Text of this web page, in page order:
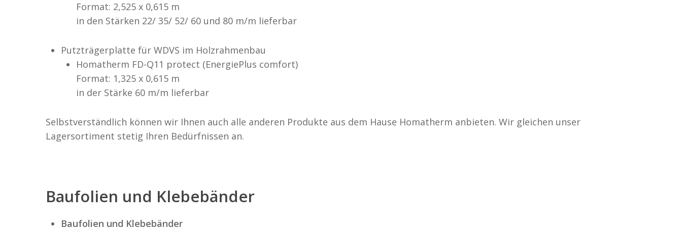
Format: 2,525 x 0,615 m
in den Stärken 22/ 35/ 52/ 60 und 80 m/m lieferbar
Putzträgerplatte für WDVS im Holzrahmenbau
Homatherm FD-Q11 protect (EnergiePlus comfort)
Format: 1,325 x 0,615 m
in der Stärke 60 m/m lieferbar
Selbstverständlich können wir Ihnen auch alle anderen Produkte aus dem Hause Homatherm anbieten. Wir gleichen unser
Lagersortiment stetig Ihren Bedürfnissen an.
Baufolien und Klebebänder
Baufolien und Klebebänder